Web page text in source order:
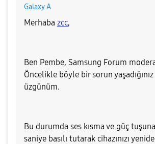
Galaxy A
Merhaba zcc,
Ben Pembe, Samsung Forum
Öncelikle böyle bir sorun
üzgünüm.
Bu durumda ses kısma ve güç
saniye basılı tutarak cihazınızı